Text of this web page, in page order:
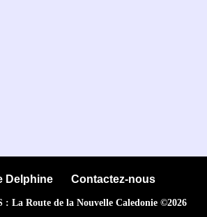
Delphine Contactez-nous
La Route de la Nouvelle Caledonie ©2026